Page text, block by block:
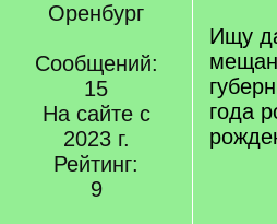
Оренбург
Сообщений:
15
На сайте с
2023 г.
Рейтинг:
9
Ищу
года